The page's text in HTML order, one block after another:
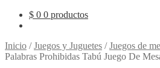
$ 0 0 productos
Inicio /Juegos y Juguetes /Juegos de
Palabras Prohibidas Tabú Juego De